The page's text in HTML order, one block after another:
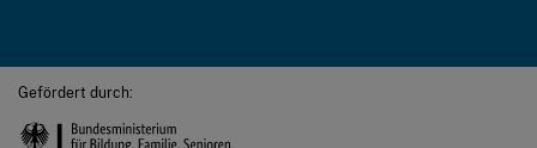
Gefördert durch: